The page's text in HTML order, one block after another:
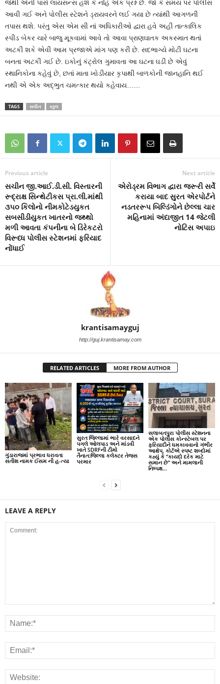
જેથી એની પાસે લાયસન્સ હશે કે નહિ એક પ્રશ્ન છે. જો કે સમય પર પોલીસ
આવી ગઈ અને પોલીસ સ્ટેશને ડ્રાયવરને લઈ ગયા છે ત્યાંથી આગળની
તપાસ થશે. પરંતુ એસ એમ સી નાં અધિકારીઓ દ્વારા હવે અહી તાત્કાલિક
સ્પીડ બેકર ચારે બાજુ મૂકવામાં આવે તો આવા પ્રાણઘાતક અકસ્માત થતાં
અટકી શકે એવી આમ પ્રજાએ માંગ પણ કરી છે. સદભાગ્યે મોટી ઘટના
બનતા અટકી ગઈ છે. ઇકોનું કંટ્રોલ ગુમાવતા આ ઘટના ઘડી છે એવું
સ્થાનિકોના કહેવું છે, છતાં માતા ખોડીયાર કૃપાથી બાળકોની જાનહાનિ થઈ
નથી એ એક અદ્ભુત ચમત્કાર થયો કહેવાય……
TAGS સચીન સ્કુલ
Previous article
સચીન જી.આઈ.ડી.સી. વિસ્તારની
રૂદ્રાક્ષ સિન્થેટીકસ પ્રા.લી.માંથી
૩૫૦ કિલોનો નીમકોટેડયુકત
સબસીડીયુકત ખાતરનો જથ્થો
મળી આવતા કંપનીના બે ડિરેકટરો
વિરૂધ્ધ પોલીસ સ્ટેશનમાં ફરિયાદ
નોંધાઈ
Next article
એરોડ્રમ વિભાગ દ્વારા જરૂરી સર્વે
કરાયા બાદ સુરત એરપોર્ટને
નડતરરૂપ બિલ્ડિંગોને છેલ્લા ચાર
મહિનામાં અંદાજીત 14 જેટલી
નોટિસ અપાઇ
krantisamayguj
http://guj.krantisamay.com
RELATED ARTICLES MORE FROM AUTHOR
ગુંડારાજમાં પ્રભાવ ધરાવતા
સતીશ નામક ઈસમ ની હ-ત્યા
સુરત જિલ્લામાં ભારે વરસાદને
પગલે ઓલપાડ અને માંડવી
ખાતે SDRFની ટીમો
તૈનાત:જિલ્લા કલેક્ટર તેજસ
પરમાર
સલાબતપુરા પોલીસ સ્ટેશનના
એક પોલીસ કોન્સ્ટેબલ પર
ફરિયાદીને ધમકાવવાનો ગંભીર
આક્ષેપ, કોર્ટએ સ્પષ્ટ શબ્દોમાં
કહ્યું કે “કાયદો દરેક માટે
સમાન છે” અને મામલાની
નિષ્પક્ષ...
LEAVE A REPLY